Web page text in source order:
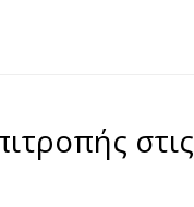
στις